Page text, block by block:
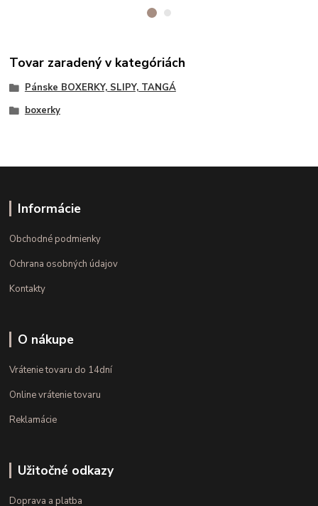
Tovar zaradený v kategóriách
Pánske BOXERKY, SLIPY, TANGÁ
boxerky
Informácie
Obchodné podmienky
Ochrana osobných údajov
Kontakty
O nákupe
Vrátenie tovaru do 14dní
Online vrátenie tovaru
Reklamácie
Užitočné odkazy
Doprava a platba